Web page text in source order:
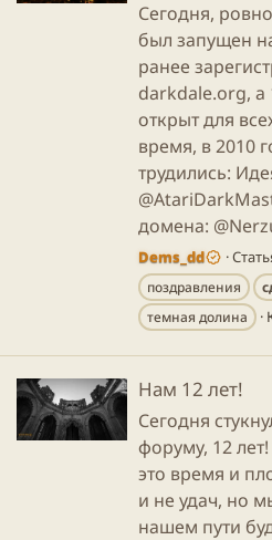
Сегодня,
был запущен
ранее
darkdale.org,
открыт для
время, в 2010
трудились:
домена:
Dems_dd
поздравления
темная долина
Нам 12 лет!
Сегодня
форуму, 12
это время и
и не удач, но
нашем пути